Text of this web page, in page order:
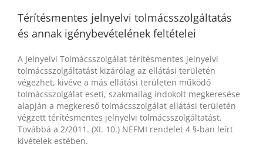
Térítésmentes jelnyelvi tolmácsszolgáltatás
és annak igénybevételének feltételei
A Jelnyelvi Tolmácsszolgálat térítésmentes jelnyelvi
tolmácsszolgáltatást kizárólag az ellátási területén
végezhet, kivéve a más ellátási területen működő
tolmácsszolgálat eseti, szakmailag indokolt megkeresése
alapján a megkereső tolmácsszolgálat ellátási területén
végzett térítésmentes jelnyelvi tolmácsszolgáltatást.
Továbbá a 2/2011. (XI. 10.) NEFMI rendelet 4 §-ban leírt
kivételek estében.